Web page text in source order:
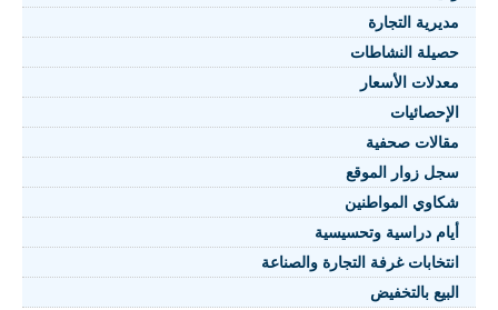
النصوص 2021
FRANÇAIS
مديرية التجارة
حصيلة النشاطات
معدلات الأسعار
الإحصائيات
مقالات صحفية
سجل زوار الموقع
شكاوي المواطنين
أيام دراسية وتحسيسية
انتخابات غرفة التجارة والصناعة
البيع بالتخفيض